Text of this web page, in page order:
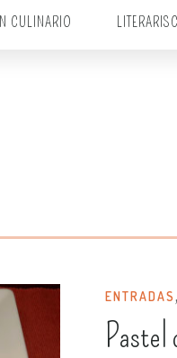
CULINARIO
ENTRADAS,
Pastel